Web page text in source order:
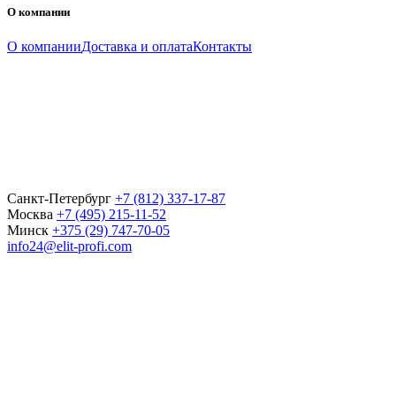
О компании
О компанииДоставка и оплатаКонтакты
Санкт-Петербург +7 (812) 337-17-87
Москва +7 (495) 215-11-52
Минск +375 (29) 747-70-05
info24@elit-profi.com